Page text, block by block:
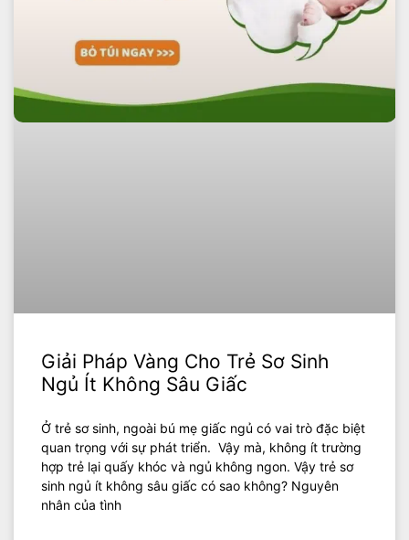
Giải Pháp Vàng Cho Trẻ Sơ Sinh
Ngủ Ít Không Sâu Giấc
Ở trẻ sơ sinh, ngoài bú mẹ giấc ngủ có vai trò đặc biệt
quan trọng với sự phát triển. Vậy mà, không ít trường
hợp trẻ lại quấy khóc và ngủ không ngon. Vậy trẻ sơ
sinh ngủ ít không sâu giấc có sao không? Nguyên
nhân của tình